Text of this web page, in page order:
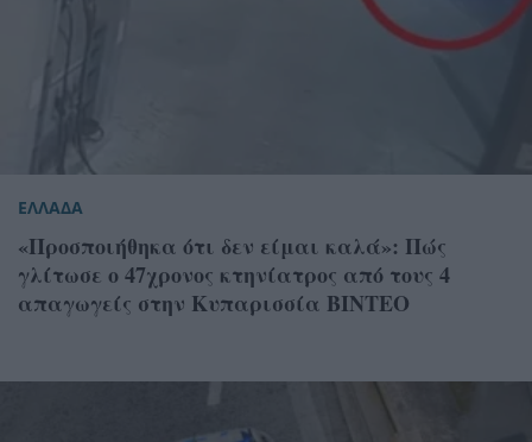
ΕΛΛΑΔΑ
«Προσποιήθηκα ότι δεν είμαι καλά»: Πώς
γλίτωσε ο 47χρονος κτηνίατρος από τους 4
απαγωγείς στην Κυπαρισσία ΒΙΝΤΕΟ